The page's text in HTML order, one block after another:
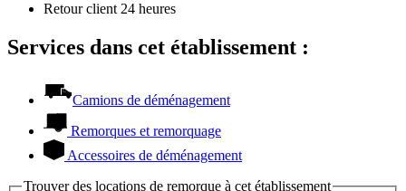
Retour client 24 heures
Services dans cet établissement :
Camions de déménagement
Remorques et remorquage
Accessoires de déménagement
Trouver des locations de remorque à cet établissement